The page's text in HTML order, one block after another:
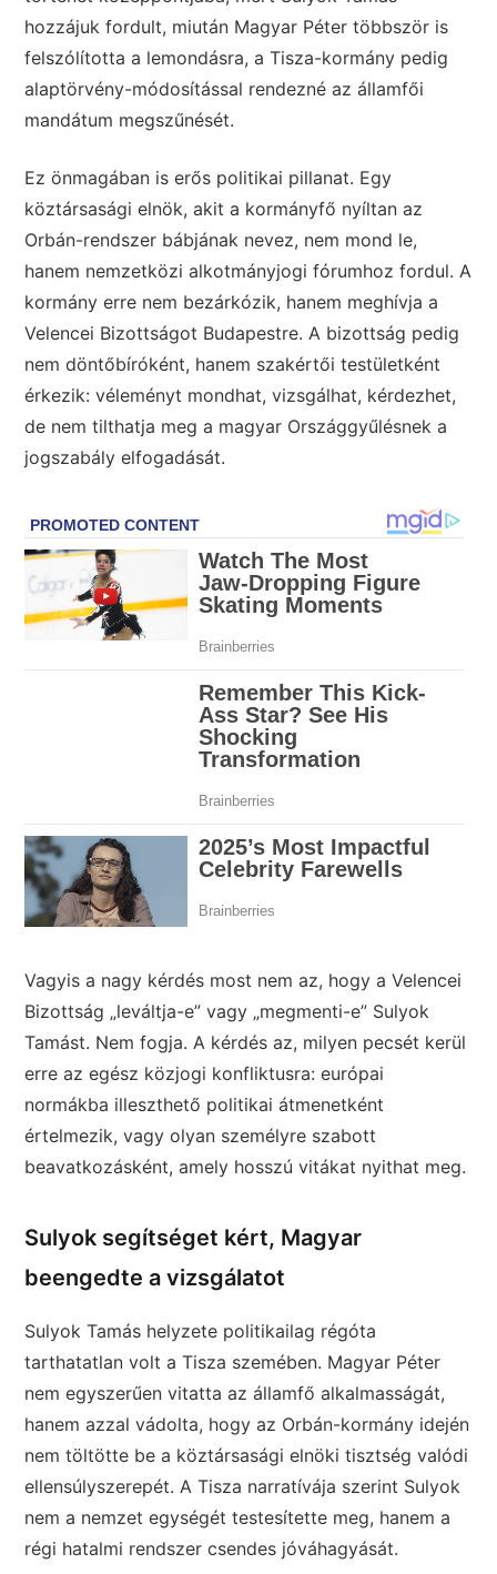
hozzájuk fordult, miután Magyar Péter többször is
felszólította a lemondásra, a Tisza-kormány pedig
alaptörvény-módosítással rendezné az államfői
mandátum megszűnését.
Ez önmagában is erős politikai pillanat. Egy
köztársasági elnök, akit a kormányfő nyíltan az
Orbán-rendszer bábjának nevez, nem mond le,
hanem nemzetközi alkotmányjogi fórumhoz fordul. A
kormány erre nem bezárkózik, hanem meghívja a
Velencei Bizottságot Budapestre. A bizottság pedig
nem döntőbíróként, hanem szakértői testületként
érkezik: véleményt mondhat, vizsgálhat, kérdezhet,
de nem tilthatja meg a magyar Országgyűlésnek a
jogszabály elfogadását.
Vagyis a nagy kérdés most nem az, hogy a Velencei
Bizottság „leváltja-e” vagy „megmenti-e” Sulyok
Tamást. Nem fogja. A kérdés az, milyen pecsét kerül
erre az egész közjogi konfliktusra: európai
normákba illeszthető politikai átmenetként
értelmezik, vagy olyan személyre szabott
beavatkozásként, amely hosszú vitákat nyithat meg.
Sulyok segítséget kért, Magyar
beengedte a vizsgálatot
Sulyok Tamás helyzete politikailag régóta
tarthatatlan volt a Tisza szemében. Magyar Péter
nem egyszerűen vitatta az államfő alkalmasságát,
hanem azzal vádolta, hogy az Orbán-kormány idején
nem töltötte be a köztársasági elnöki tisztség valódi
ellensúlyszerepét. A Tisza narratívája szerint Sulyok
nem a nemzet egységét testesítette meg, hanem a
régi hatalmi rendszer csendes jóváhagyását.